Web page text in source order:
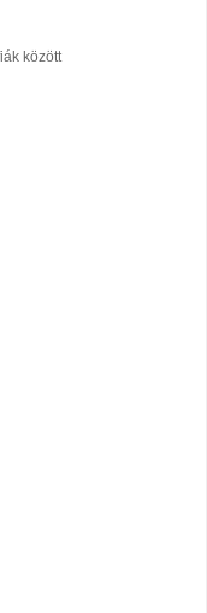
között